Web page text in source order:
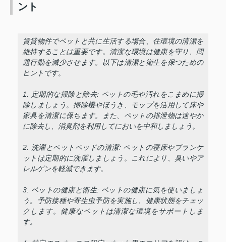
ント
賃貸物件でペットと共に生活する場合、住環境の清潔を
維持することは重要です。清潔な環境は健康を守り、問
題行動を減少させます。以下は清潔と衛生を保つための
ヒントです。
1. 定期的な掃除と除去: ペットの毛や汚れをこまめに掃
除しましょう。掃除機やほうき、モップを活用して床や
家具を清潔に保ちます。また、ペットの排泄物は速やか
に除去し、消臭剤を利用してにおいを中和しましょう。
2. 洗濯とペットベッドの清潔: ペットの寝床やブランケ
ットは定期的に洗濯しましょう。これにより、臭いやア
レルゲンを軽減できます。
3. ペットの健康と衛生: ペットの健康に気を使いましょ
う。予防接種や寄生虫予防を実施し、健康状態をチェッ
クします。健康なペットは清潔な環境をサポートしま
す。